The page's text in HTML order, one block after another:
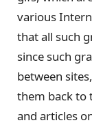
various
that all such
since such
between
them back to
and articles